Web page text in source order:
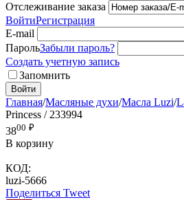
Отслеживание заказа
ВойтиРегистрация
E-mail
ПарольЗабыли пароль?
Создать учетную запись
Запомнить
Войти
Главная/Масляные духи/Масла Luzi/
Princess / 233994
3800 ₽
В корзину
КОД:
luzi-5666
Поделиться Tweet